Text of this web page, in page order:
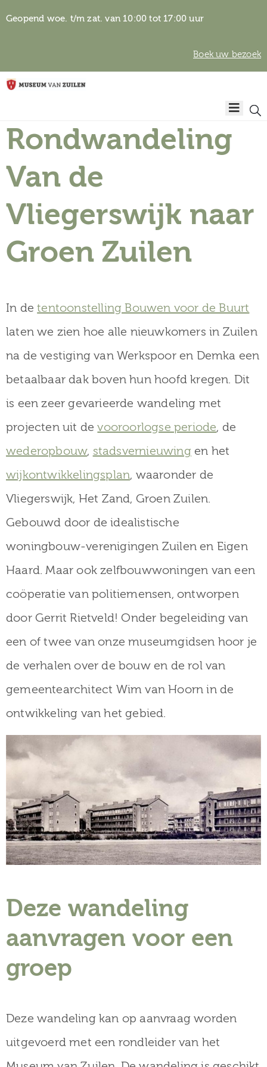
Geopend woe. t/m zat. van 10:00 tot 17:00 uur
Boek uw bezoek
Home
Plan
bezoek
Over het
Activiteiten
Collectie
Rondwandeling
Van de
Vliegerswijk naar
Groen Zuilen
In detentoonstelling Bouwen voor de Buurt
laten we zien hoe alle nieuwkomers in Zuilen
na de vestiging van Werkspoor en Demka een
betaalbaar dak boven hun hoofd kregen. Dit
is een zeer gevarieerde wandeling met
projecten uit devooroorlogse periode, de
wederopbouw, stadsvernieuwing en het
wijkontwikkelingsplan, waaronder de
Vliegerswijk, Het Zand, Groen Zuilen.
Gebouwd door de idealistische
woningbouw-verenigingen Zuilen en Eigen
Haard. Maar ook zelfbouwwoningen van een
coöperatie van politiemensen, ontworpen
door Gerrit Rietveld! Onder begeleiding van
een of twee van onze museumgidsen hoor je
de verhalen over de bouw en de rol van
gemeentearchitect Wim van Hoorn in de
ontwikkeling van het gebied.
Deze wandeling
aanvragen voor een
groep
Deze wandeling kan op aanvraag worden
uitgevoerd met een rondleider van het
Algemene
Auteursrechten